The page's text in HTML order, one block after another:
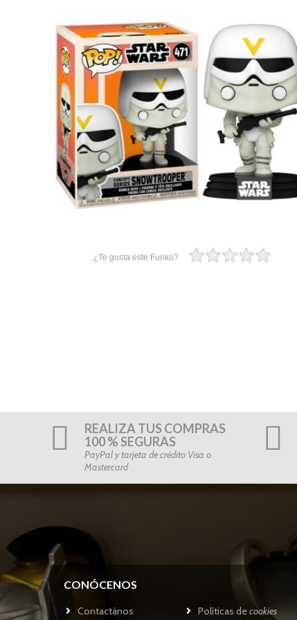
¿Te gusta este Funko?
REALIZA TUS COMPRAS
100 % SEGURAS
PayPal y tarjeta de crédito Visa o
Mastercard
CONÓCENOS
Contactános Políticas decookies